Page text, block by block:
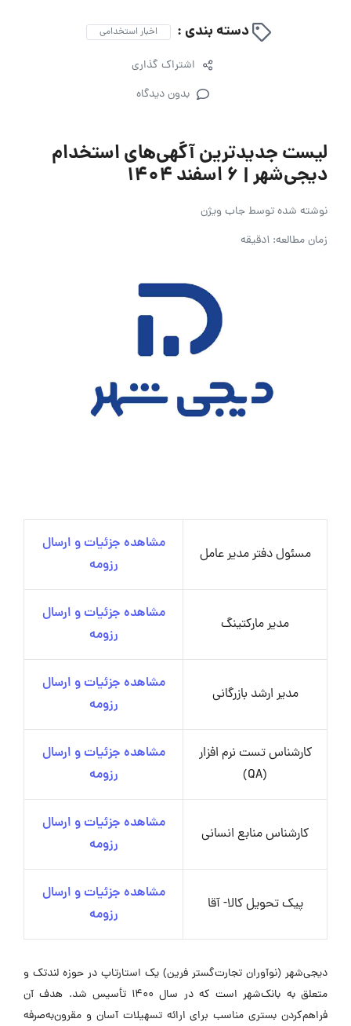
دسته بندی : اخبار استخدامی
اشتراک گذاری
بدون دیدگاه
لیست جدیدترین آگهی‌های استخدام
دیجی‌شهر | ۶ اسفند ۱۴۰۴
نوشته شده توسطجاب ویژن
زمان مطالعه: 1دقیقه
مسئول دفتر مدیر عامل
مشاهده جزئیات و ارسال
رزومه
مدیر مارکتینگ
مشاهده جزئیات و ارسال
رزومه
مدیر ارشد بازرگانی
مشاهده جزئیات و ارسال
رزومه
کارشناس تست نرم افزار
(QA)
مشاهده جزئیات و ارسال
رزومه
کارشناس منابع انسانی
مشاهده جزئیات و ارسال
رزومه
پیک تحویل کالا- آقا
مشاهده جزئیات و ارسال
رزومه
دیجی‌شهر (نوآوران تجارت‌گستر فرین) یک استارتاپ در حوزه لندتک و
متعلق به بانک‌شهر است که در سال ۱۴۰۰ تأسیس شد. هدف آن
فراهم‌کردن بستری مناسب برای ارائه تسهیلات آسان و مقرون‌به‌صرفه